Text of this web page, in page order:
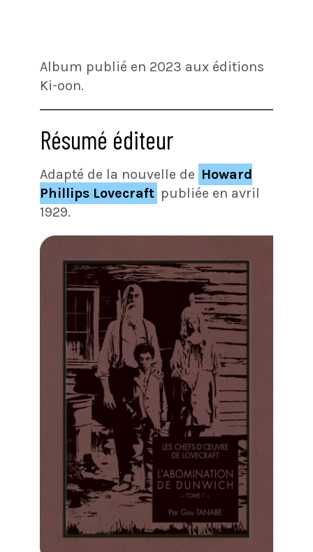
Album publié en 2023 aux éditions
Ki-oon.
Résumé éditeur
Adapté de la nouvelle de Howard
Phillips Lovecraft publiée en avril
1929.